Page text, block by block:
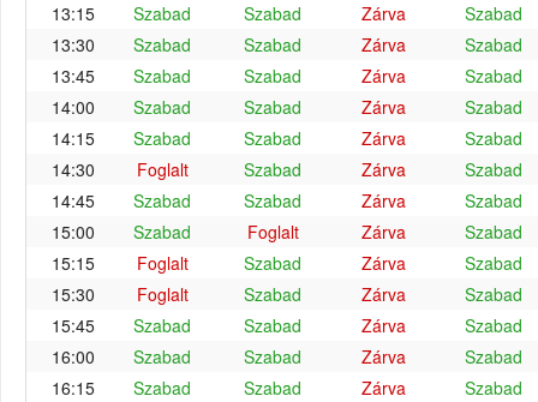
13:15
Szabad Szabad Zárva
Szabad
13:30
Szabad Szabad Zárva
Szabad
13:45
Szabad Szabad Zárva
Szabad
14:00
Szabad Szabad Zárva
Szabad
14:15
Szabad Szabad Zárva
Szabad
14:30
Foglalt Szabad Zárva
Szabad
14:45
Szabad Szabad Zárva
Szabad
15:00
Szabad Foglalt Zárva
Szabad
15:15
Foglalt Szabad Zárva
Szabad
15:30
Foglalt Szabad Zárva
Szabad
15:45
Szabad Szabad Zárva
Szabad
16:00
Szabad Szabad Zárva
Szabad
16:15
Szabad Szabad Zárva
Szabad